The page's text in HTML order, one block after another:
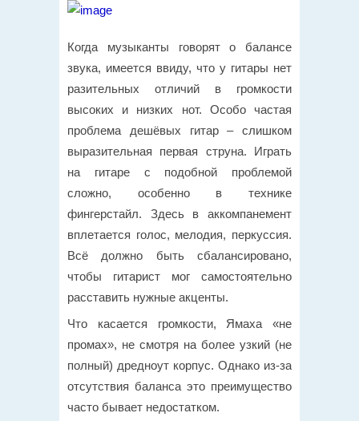
Когда музыканты говорят о балансе
звука, имеется ввиду, что у гитары нет
разительных отличий в громкости
высоких и низких нот. Особо частая
проблема дешёвых гитар – слишком
выразительная первая струна. Играть
на гитаре с подобной проблемой
сложно, особенно в технике
фингерстайл. Здесь в аккомпанемент
вплетается голос, мелодия, перкуссия.
Всё должно быть сбалансировано,
чтобы гитарист мог самостоятельно
расставить нужные акценты.
Что касается громкости, Ямаха «не
промах», не смотря на более узкий (не
полный) дредноут корпус. Однако из-за
отсутствия баланса это преимущество
часто бывает недостатком.